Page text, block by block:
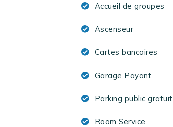
Accueil de groupes
Ascenseur
Cartes bancaires
Garage Payant
Parking public gratuit
Room Service